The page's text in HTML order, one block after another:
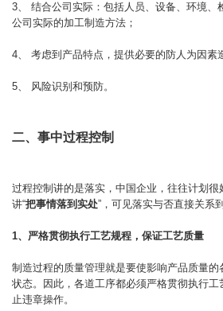
3、 结合公司实际：包括人员、设备、环境、
公司实际的加工制造方法；
4、 考虑到产品特点，提供必要的防人为因素
5、 风险识别和预防。
二、事中过程控制
过程控制讲的是落实，中国企业，往往计划
讲“把事情落到实处”，可见落实与否直接关系
1、严格贯彻执行工艺规程，保证工艺质量
制造过程的质量管理就是要使影响产品质量
状态。因此，各道工序都必须严格贯彻执行
止违章操作。